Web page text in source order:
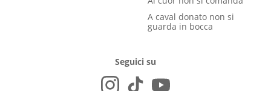
A caval donato non si
guarda in bocca
Seguici su